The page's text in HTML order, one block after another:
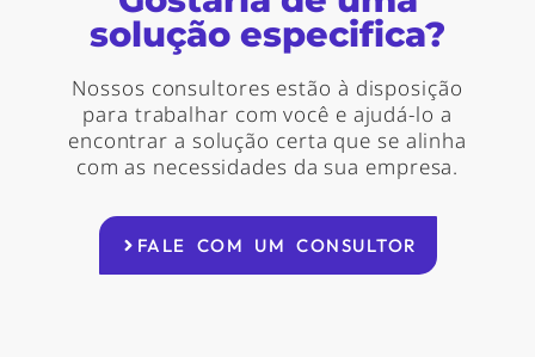
solução especifica?
Nossos consultores estão à disposição
para trabalhar com você e ajudá-lo a
encontrar a solução certa que se alinha
com as necessidades da sua empresa.
FALE COM UM CONSULTOR